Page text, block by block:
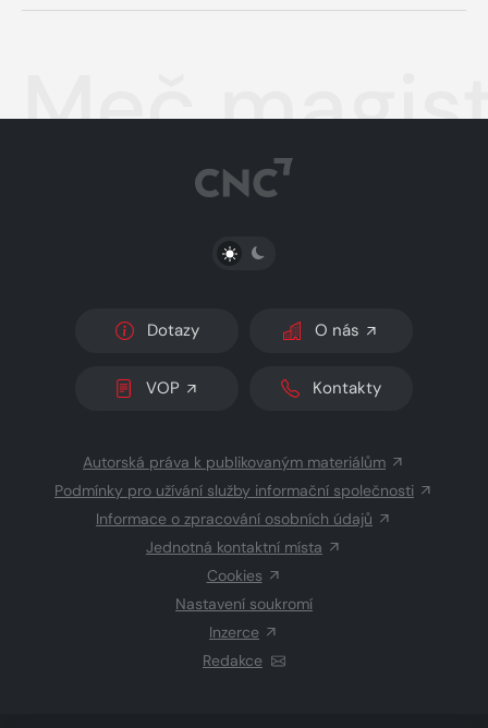
Meč
PŘEPNOUT SVĚTLÝ/TMAVÝ REŽIM
Dotazy O nás
VOP Kontakty
Autorská práva k publikovaným materiálům
Podmínky pro užívání služby informační společnosti
Informace o zpracování osobních údajů
Jednotná kontaktní místa
Cookies
Nastavení soukromí
Inzerce
Redakce